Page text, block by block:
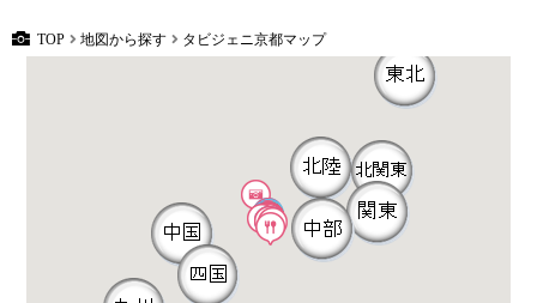
TOP 地図から探す タビジェニ京都マップ